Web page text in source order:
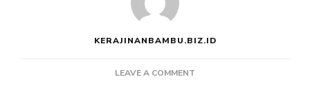
KERAJINANBAMBU.BIZ.ID
LEAVE A COMMENT